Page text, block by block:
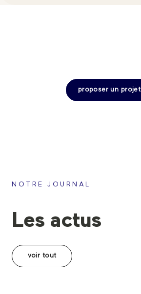
proposer un projet
NOTRE JOURNAL
Les actus
voir tout